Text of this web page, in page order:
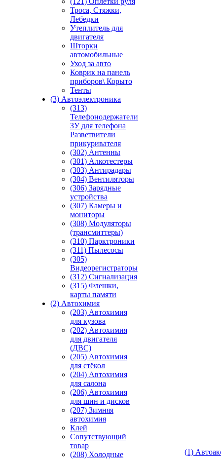
Троса, Стяжки,
Лебедки
Утеплитель для
двигателя
Шторки
автомобильные
Уход за авто
Коврик на панель
приборов\ Корыто
Тенты
(3) Автоэлектроника
(313)
Телефонодержатели
ЗУ для телефона
Разветвители
прикуривателя
(302) Антенны
(301) Алкотестеры
(303) Антирадары
(304) Вентиляторы
(306) Зарядные
устройства
(307) Камеры и
мониторы
(308) Модуляторы
(трансмиттеры)
(310) Парктроники
(311) Пылесосы
(305)
Видеорегистраторы
(312) Сигнализация
(315) Флешки,
карты памяти
(2) Автохимия
(203) Автохимия
для кузова
(202) Автохимия
для двигателя
(ДВС)
(205) Автохимия
для стёкол
(204) Автохимия
для салона
(206) Автохимия
для шин и дисков
(207) Зимняя
автохимия
Клей
Сопутствующий
товар
(208) Холодные
(1)